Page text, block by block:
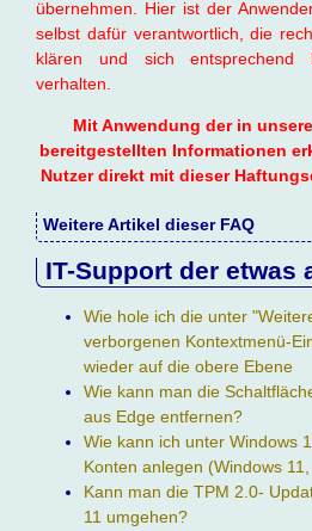
übernehmen. Hier ist der
selbst dafür verantwortlich, die
klären und sich entsprechend
verhalten.
Mit Anwendung der in
bereitgestellten Informationen
Nutzer direkt mit dieser
Weitere Artikel dieser FAQ
IT-Support der etwas
Wie hole ich die unter
verborgenen Kontextmenü-
wieder auf die obere Ebene
Wie kann man die
aus Edge entfernen?
Wie kann ich unter Windows
Konten anlegen (Windows
Kann man die TPM 2.0-
11 umgehen?